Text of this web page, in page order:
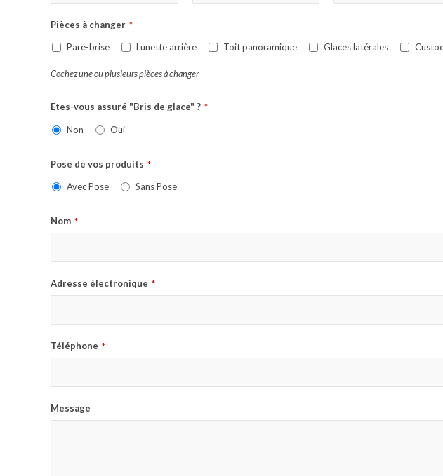
Pièces à changer *
Pare-brise Lunette arrière Toit panoramique Glaces latérales
Cochez une ou plusieurs pièces à changer
Etes-vous assuré "Bris de glace" ? *
Non Oui
Pose de vos produits *
Avec Pose Sans Pose
Nom *
Adresse électronique *
Téléphone *
Message